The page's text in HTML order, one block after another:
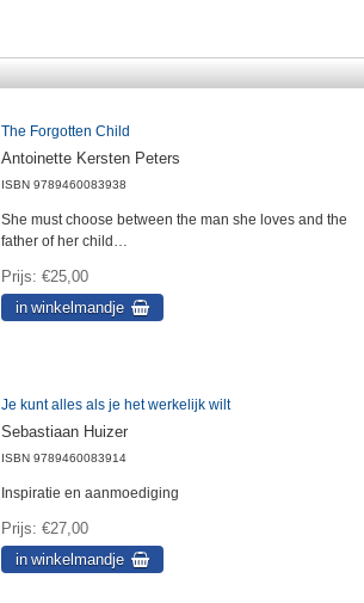
The Forgotten Child
Antoinette Kersten Peters
ISBN 9789460083938
She must choose between the man she loves and the
father of her child…
Prijs €25,00
Je kunt alles als je het werkelijk wilt
Sebastiaan Huizer
ISBN 9789460083914
Inspiratie en aanmoediging
Prijs €27,00